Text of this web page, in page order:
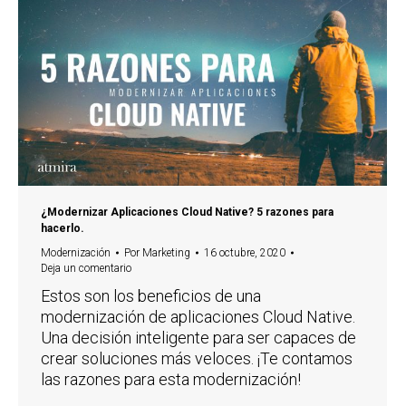
¿Modernizar Aplicaciones Cloud Native? 5 razones para
hacerlo.
Modernización
Por Marketing
16 octubre, 2020
Deja un comentario
Estos son los beneficios de una
modernización de aplicaciones Cloud Native.
Una decisión inteligente para ser capaces de
crear soluciones más veloces. ¡Te contamos
las razones para esta modernización!